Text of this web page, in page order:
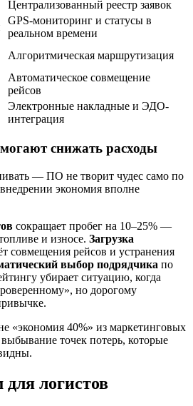
Централизованный реестр заявок
GPS-мониторинг и статусы в
реальном времени
Алгоритмическая маршрутизация
Автоматическое совмещение
рейсов
Электронные накладные и ЭДО-
интеграция
снижать расходы
— ПО не творит чудес само по
экономия вполне
сокращает пробег на 10–25% —
и износе. Загрузка
совмещения рейсов и устранения
выбор подрядчика по
убирает ситуацию, когда
но дорогому
«экономия 40%» из маркетинговых
точек потерь, которые
логистов